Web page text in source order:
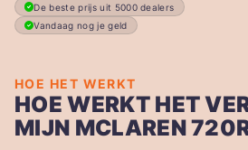
De beste prijs uit 5000 dealers
Vandaag nog je geld
HOE HET WERKT
HOE WERKT HET
MIJN MCLAREN